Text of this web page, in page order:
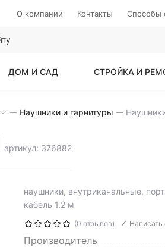
О компании Контакты Способы
ДОМ И САД СТРОЙКА И
Наушники и гарнитуры
артикул: 376882
наушники, внутриканальные,
кабель 1.2 м
(0 отзывов) Написать
Производитель